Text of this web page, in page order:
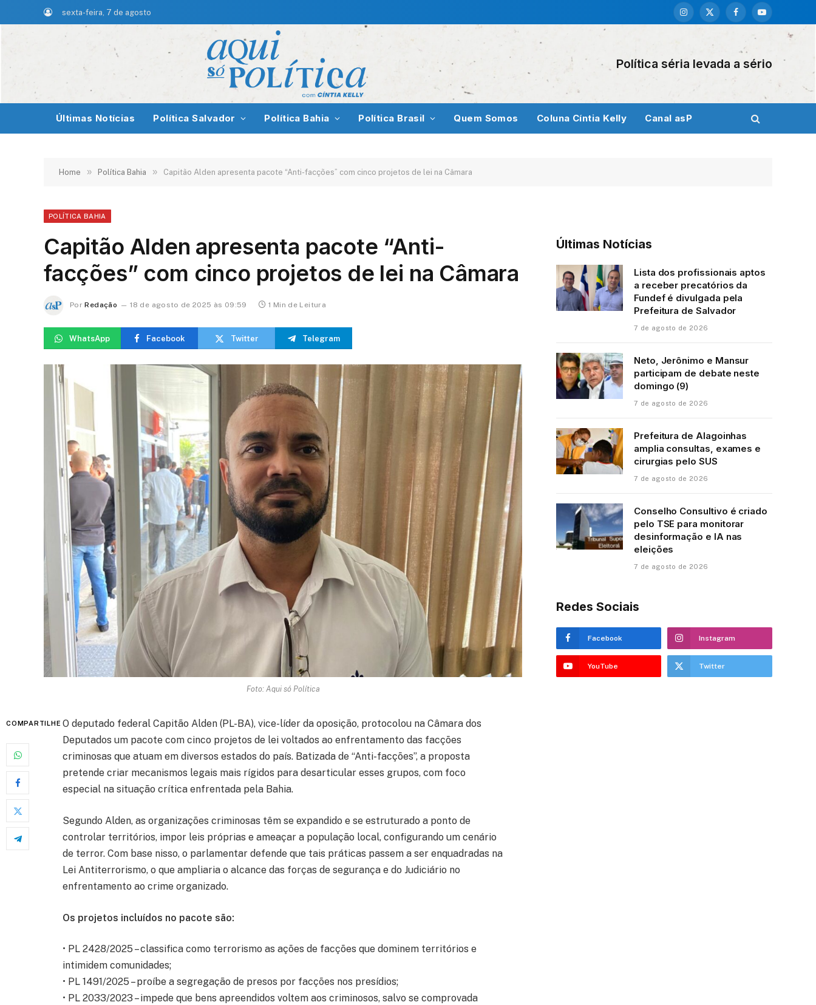
sexta-feira, 7 de agosto
Instagram
X
FacebookYouTube
Política séria levada a sério
Últimas Notícias Política Salvador Política Bahia Política Brasil Quem Somos Coluna Cíntia Kelly Canal asP
Home » Política Bahia » Capitão Alden apresenta pacote “Anti-facções” com cinco projetos de lei na Câmara
POLÍTICA BAHIA
Capitão Alden apresenta pacote “Anti-
facções” com cinco projetos de lei na Câmara
Por Redação 18 de agosto de 2025 às 09:59 1 Min de Leitura
WhatsApp Facebook Twitter Telegram
Foto: Aqui só Política
COMPARTILHE O deputado federal Capitão Alden (PL-BA), vice-líder da oposição, protocolou na Câmara dos
Deputados um pacote com cinco projetos de lei voltados ao enfrentamento das facções
criminosas que atuam em diversos estados do país. Batizada de “Anti-facções”, a proposta
pretende criar mecanismos legais mais rígidos para desarticular esses grupos, com foco
especial na situação crítica enfrentada pela Bahia.
Segundo Alden, as organizações criminosas têm se expandido e se estruturado a ponto de
controlar territórios, impor leis próprias e ameaçar a população local, configurando um cenário
de terror. Com base nisso, o parlamentar defende que tais práticas passem a ser enquadradas na
Lei Antiterrorismo, o que ampliaria o alcance das forças de segurança e do Judiciário no
enfrentamento ao crime organizado.
Os projetos incluídos no pacote são:
• PL 2428/2025 – classifica como terrorismo as ações de facções que dominem territórios e
intimidem comunidades;
• PL 1491/2025 – proíbe a segregação de presos por facções nos presídios;
• PL 2033/2023 – impede que bens apreendidos voltem aos criminosos, salvo se comprovada
Últimas Notícias
Lista dos profissionais aptos
a receber precatórios da
Fundef é divulgada pela
Prefeitura de Salvador
7 de agosto de 2026
Neto, Jerônimo e Mansur
participam de debate neste
domingo (9)
7 de agosto de 2026
Prefeitura de Alagoinhas
amplia consultas, exames e
cirurgias pelo SUS
7 de agosto de 2026
Conselho Consultivo é criado
pelo TSE para monitorar
desinformação e IA nas
eleições
7 de agosto de 2026
Redes Sociais
Facebook Instagram
YouTube Twitter